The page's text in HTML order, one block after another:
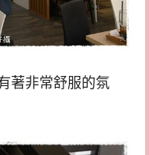
著非常舒服的氛